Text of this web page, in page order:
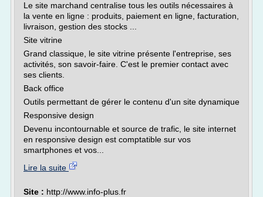
Le site marchand centralise tous les outils nécessaires à
la vente en ligne : produits, paiement en ligne, facturation,
livraison, gestion des stocks ...
Site vitrine
Grand classique, le site vitrine présente l'entreprise, ses
activités, son savoir-faire. C'est le premier contact avec
ses clients.
Back office
Outils permettant de gérer le contenu d'un site dynamique
Responsive design
Devenu incontournable et source de trafic, le site internet
en responsive design est comptatible sur vos
smartphones et vos...
Lire la suite
Site : http://www.info-plus.fr